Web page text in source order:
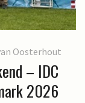
Oosterhout
– IDC
2026